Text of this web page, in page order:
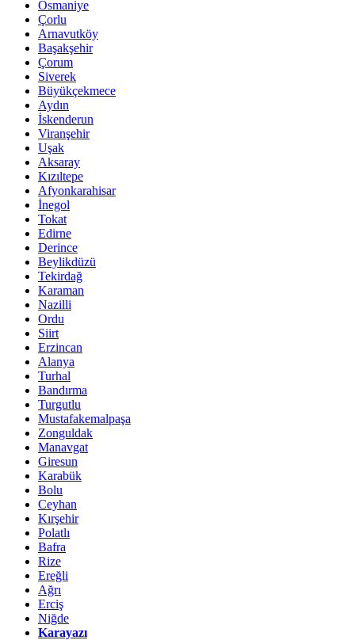
Osmaniye
Çorlu
Arnavutköy
Başakşehir
Çorum
Siverek
Büyükçekmece
Aydın
İskenderun
Viranşehir
Uşak
Aksaray
Kızıltepe
Afyonkarahisar
İnegol
Tokat
Edirne
Derince
Beylikdüzü
Tekirdağ
Karaman
Nazilli
Ordu
Siirt
Erzincan
Alanya
Turhal
Bandırma
Turgutlu
Mustafakemalpaşa
Zonguldak
Manavgat
Giresun
Karabük
Bolu
Ceyhan
Kırşehir
Polatlı
Bafra
Rize
Ereğli
Ağrı
Erciş
Niğde
Karayazı